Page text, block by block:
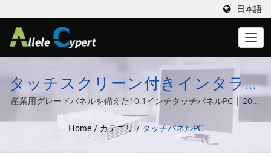
日本語
タッチスクリーン付きインタラク
ティブパネルPC | 高品質の医療
モニター＆オールインワンPC、
Allele Cypertテクノロジーによる
産業用グレードパネルを備えた10.1インチタッチパネルPC | 20年
以上の経験を持つThin Clients、オールインワンコンピューター、
組み込みPCなど、さまざまなコンピュータシステム統合ソリュー
ションの設計と製造に専念しています。
Home / カテゴリ / タッチパネルPC